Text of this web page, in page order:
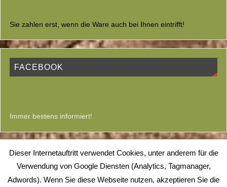
Sie zahlen erst, wenn die Ware auch bei Ihnen eintrifft!
FACEBOOK
Immer bestens informiert!
© 1999-2026
Alle Rechte vorbehalten.
Dieser Internetauftritt verwendet Cookies, unter anderem für die
Verwendung von Google Diensten (Analytics, Tagmanager,
Adwords). Wenn Sie diese Webseite nutzen, akzeptieren Sie die